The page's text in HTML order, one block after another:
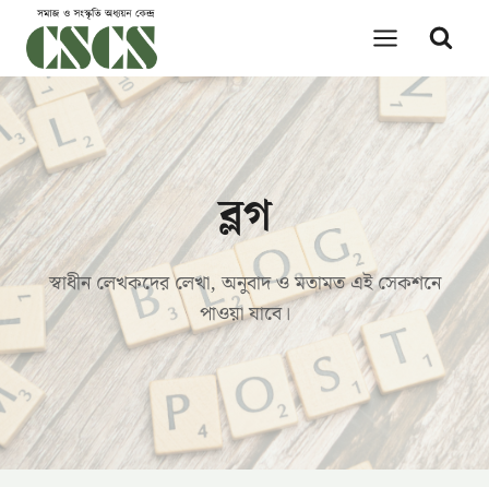
content
ব্লগ
স্বাধীন লেখকদের লেখা, অনুবাদ ও মতামত এই সেকশনে
পাওয়া যাবে।